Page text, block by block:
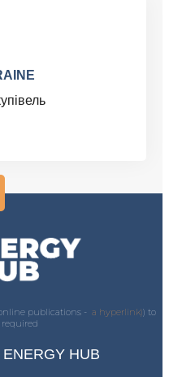
publications - a hyperlink)) to
ENERGY HUB